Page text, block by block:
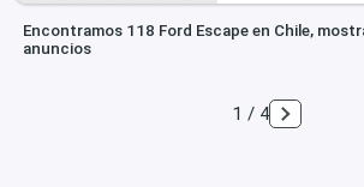
Encontramos 118 Ford Escape en Chile,
anuncios
1 / 4